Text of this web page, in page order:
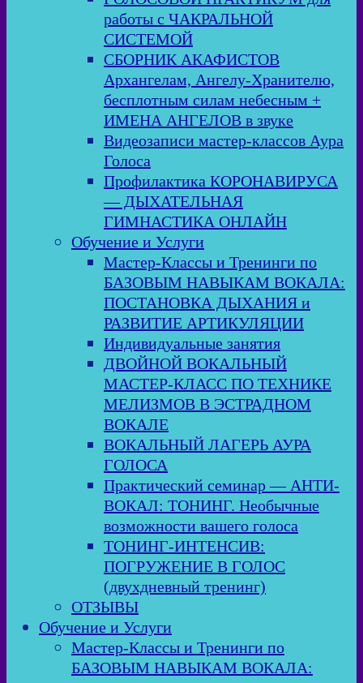
работы с ЧАКРАЛЬНОЙ
СИСТЕМОЙ
СБОРНИК АКАФИСТОВ
Архангелам, Ангелу-Хранителю,
бесплотным силам небесным +
ИМЕНА АНГЕЛОВ в звуке
Видеозаписи мастер-классов Аура
Голоса
Профилактика КОРОНАВИРУСА
— ДЫХАТЕЛЬНАЯ
ГИМНАСТИКА ОНЛАЙН
Обучение и Услуги
Мастер-Классы и Тренинги по
БАЗОВЫМ НАВЫКАМ ВОКАЛА:
ПОСТАНОВКА ДЫХАНИЯ и
РАЗВИТИЕ АРТИКУЛЯЦИИ
Индивидуальные занятия
ДВОЙНОЙ ВОКАЛЬНЫЙ
МАСТЕР-КЛАСС ПО ТЕХНИКЕ
МЕЛИЗМОВ В ЭСТРАДНОМ
ВОКАЛЕ
ВОКАЛЬНЫЙ ЛАГЕРЬ АУРА
ГОЛОСА
Практический семинар — АНТИ-
ВОКАЛ: ТОНИНГ. Необычные
возможности вашего голоса
ТОНИНГ-ИНТЕНСИВ:
ПОГРУЖЕНИЕ В ГОЛОС
(двухдневный тренинг)
ОТЗЫВЫ
Обучение и Услуги
Мастер-Классы и Тренинги по
БАЗОВЫМ НАВЫКАМ ВОКАЛА: